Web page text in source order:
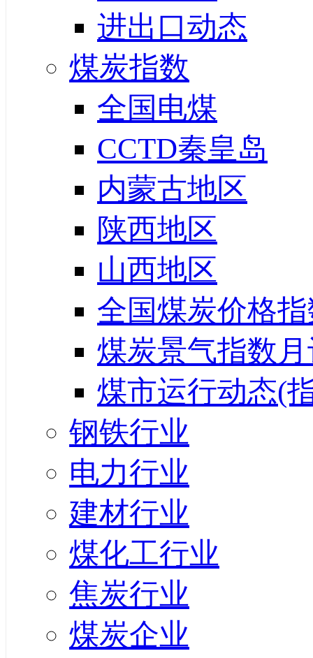
进出口动态
煤炭指数
全国电煤
CCTD秦皇岛
内蒙古地区
陕西地区
山西地区
全国煤炭价格
煤炭景气指数
煤市运行动态(
钢铁行业
电力行业
建材行业
煤化工行业
焦炭行业
煤炭企业